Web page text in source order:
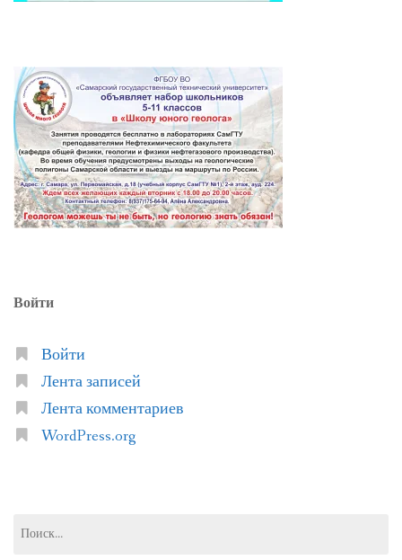
Войти
Войти
Лента записей
Лента комментариев
WordPress.org